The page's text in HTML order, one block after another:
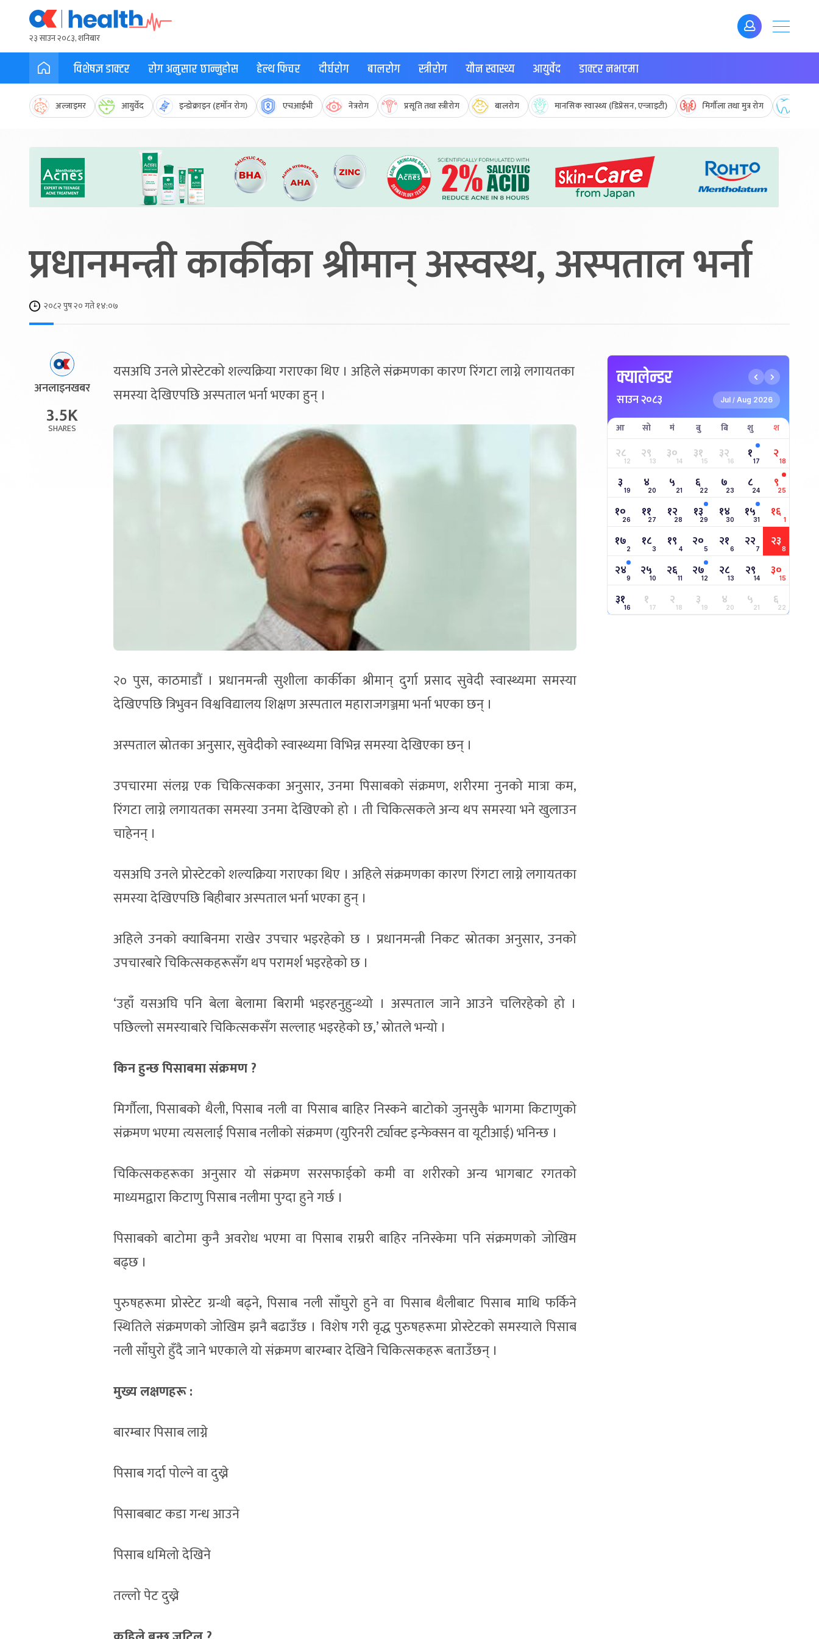
२३ साउन २०८३, शनिबार
विशेषज्ञ डाक्टर रोग अनुसार छान्नुहोस हेल्थ फिचर दीर्घरोग बालरोग स्त्रीरोग यौन स्वास्थ्य आयुर्वेद डाक्टर नभएमा
अल्जाइमर आयुर्वेद इन्डोक्राइन (हर्मोन रोग) एचआईभी नेत्ररोग प्रसूति तथा स्त्रीरोग बालरोग मानसिक स्वास्थ्य (डिप्रेसन, एन्जाइटी) मिर्गौला तथा मुत्र रोग
प्रधानमन्त्री कार्कीका श्रीमान् अस्वस्थ, अस्पताल भर्ना
२०८२ पुष २० गते १४:०७
अनलाइनखबर
3.5K
SHARES
यसअघि उनले प्रोस्टेटको शल्यक्रिया गराएका थिए । अहिले संक्रमणका कारण रिंगटा लाग्ने लगायतका
समस्या देखिएपछि अस्पताल भर्ना भएका हुन् ।
२० पुस, काठमाडौं । प्रधानमन्त्री सुशीला कार्कीका श्रीमान् दुर्गा प्रसाद सुवेदी स्वास्थ्यमा समस्या
देखिएपछि त्रिभुवन विश्वविद्यालय शिक्षण अस्पताल महाराजगञ्जमा भर्ना भएका छन् ।
अस्पताल स्रोतका अनुसार, सुवेदीको स्वास्थ्यमा विभिन्न समस्या देखिएका छन् ।
उपचारमा संलग्न एक चिकित्सकका अनुसार, उनमा पिसाबको संक्रमण, शरीरमा नुनको मात्रा कम,
रिंगटा लाग्ने लगायतका समस्या उनमा देखिएको हो । ती चिकित्सकले अन्य थप समस्या भने खुलाउन
चाहेनन् ।
यसअघि उनले प्रोस्टेटको शल्यक्रिया गराएका थिए । अहिले संक्रमणका कारण रिंगटा लाग्ने लगायतका
समस्या देखिएपछि बिहीबार अस्पताल भर्ना भएका हुन् ।
अहिले उनको क्याबिनमा राखेर उपचार भइरहेको छ । प्रधानमन्त्री निकट स्रोतका अनुसार, उनको
उपचारबारे चिकित्सकहरूसँग थप परामर्श भइरहेको छ ।
‘उहाँ यसअघि पनि बेला बेलामा बिरामी भइरहनुहुन्थ्यो । अस्पताल जाने आउने चलिरहेको हो ।
पछिल्लो समस्याबारे चिकित्सकसँग सल्लाह भइरहेको छ,’ स्रोतले भन्यो ।
किन हुन्छ पिसाबमा संक्रमण ?
मिर्गौला, पिसाबको थैली, पिसाब नली वा पिसाब बाहिर निस्कने बाटोको जुनसुकै भागमा किटाणुको
संक्रमण भएमा त्यसलाई पिसाब नलीको संक्रमण (युरिनरी र्ट्याक्ट इन्फेक्सन वा यूटीआई) भनिन्छ ।
चिकित्सकहरूका अनुसार यो संक्रमण सरसफाईको कमी वा शरीरको अन्य भागबाट रगतको
माध्यमद्वारा किटाणु पिसाब नलीमा पुग्दा हुने गर्छ ।
पिसाबको बाटोमा कुनै अवरोध भएमा वा पिसाब राम्ररी बाहिर ननिस्केमा पनि संक्रमणको जोखिम
बढ्छ ।
पुरुषहरूमा प्रोस्टेट ग्रन्थी बढ्ने, पिसाब नली साँघुरो हुने वा पिसाब थैलीबाट पिसाब माथि फर्किने
स्थितिले संक्रमणको जोखिम झनै बढाउँछ । विशेष गरी वृद्ध पुरुषहरूमा प्रोस्टेटको समस्याले पिसाब
नली साँघुरो हुँदै जाने भएकाले यो संक्रमण बारम्बार देखिने चिकित्सकहरू बताउँछन् ।
मुख्य लक्षणहरू :
बारम्बार पिसाब लाग्ने
पिसाब गर्दा पोल्ने वा दुख्ने
पिसाबबाट कडा गन्ध आउने
पिसाब धमिलो देखिने
तल्लो पेट दुख्ने
क्यालेन्डर
साउन २०८३ Jul / Aug 2026
आ सो मं बु बि शु श
२८12 २९13 ३०14 ३१15 ३२16 १17 २18
३ 19 ४20 ५ 21 ६22 ७23 ८24 ९25
१०26 ११27 १२28 १३29 १४30 १५31 १६ 1
१७2 १८3 १९ 4 २०5 २१6 २२7 २३8
२४9 २५10 २६11 २७12 २८13 २९14 ३०15
३१16 १17 २18 ३19 ४20 ५21 ६22